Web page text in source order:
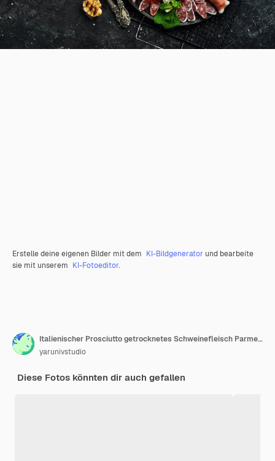
Erstelle deine eigenen Bilder mit dem KI-Bildgenerator und bearbeite
sie mit unserem KI-Fotoeditor.
Italienischer Prosciutto getrocknetes Schweinefleisch Parmesankäse Oliven und Snacks auf einem Teller Draufsicht auf grauem Steinhintergrund
yarunivstudio
Diese Fotos könnten dir auch gefallen